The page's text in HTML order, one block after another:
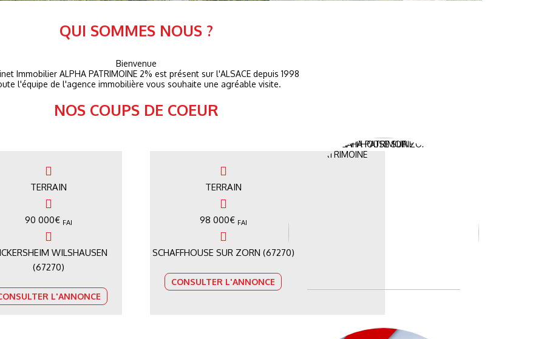
QUI SOMMES NOUS ?
Bienvenue
Immobilier ALPHA PATRIMOINE 2% est présent sur l'ALSACE depuis 1998
l'équipe de l'agence immobilière vous souhaite une agréable visite.
NOS COUPS DE COEUR
TERRAIN
90 000€ FAI
WILSHAUSEN
(67270)
L'ANNONCE
TERRAIN
98 000€ FAI
SCHAFFHOUSE SUR ZORN (67270)
CONSULTER L'ANNONCE